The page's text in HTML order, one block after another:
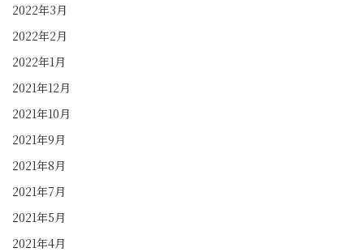
2022年3月
2022年2月
2022年1月
2021年12月
2021年10月
2021年9月
2021年8月
2021年7月
2021年5月
2021年4月